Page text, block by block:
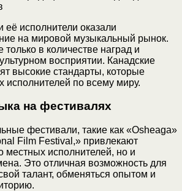
её исполнители оказали
на мировой музыкальный рынок.
только в количестве наград и
восприятии. Канадские
высокие стандарты, которые
исполнителей по всему миру.
на фестивалях
фестивали, такие как «Osheaga»
Film Festival,» привлекают
местных исполнителей, но и
Это отличная возможность для
талант, обменяться опытом и